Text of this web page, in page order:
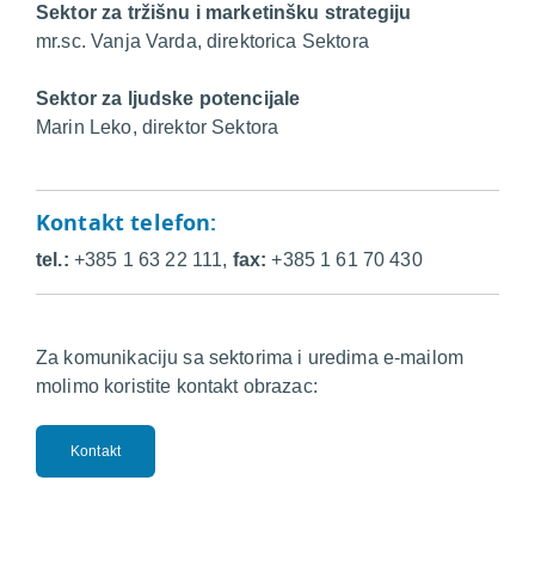
Sektor za tržišnu i marketinšku strategiju
mr.sc. Vanja Varda, direktorica Sektora
Sektor za ljudske potencijale
Marin Leko, direktor Sektora
Kontakt telefon:
tel.: +385 1 63 22 111, fax: +385 1 61 70 430
Za komunikaciju sa sektorima i uredima e-mailom
molimo koristite kontakt obrazac:
Kontakt